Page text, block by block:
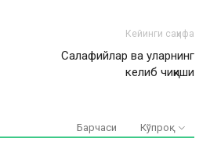
Кейинги саҳифа
Салафийлар ва уларнинг
келиб чиқиши
Барчаси Кўпроқ